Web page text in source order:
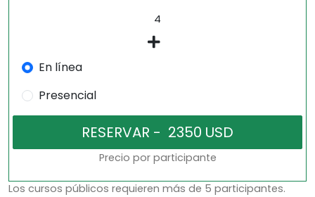
En línea
Presencial
Precio por participante
Los cursos públicos requieren más de 5 participantes.